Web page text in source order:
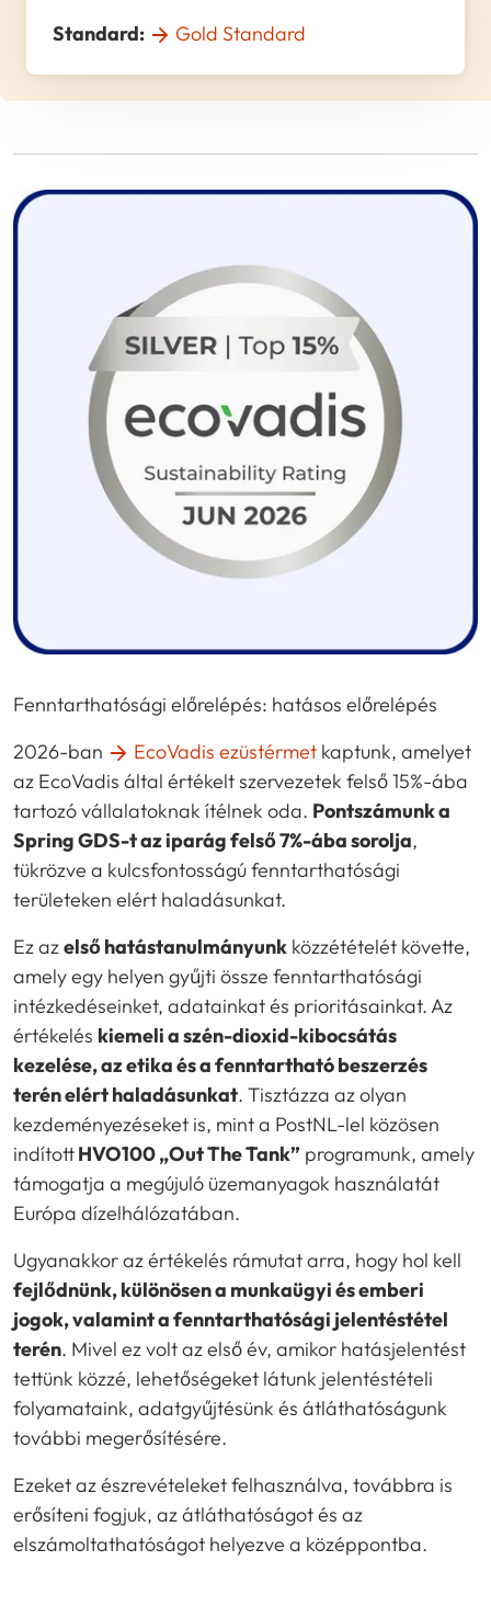
Standard:
Gold Standard
Fenntarthatósági előrelépés: hatásos előrelépés
2026-ban
EcoVadis ezüstérmet kaptunk, amelyet
az EcoVadis által értékelt szervezetek felső 15%-ába
tartozó vállalatoknak ítélnek oda. Pontszámunk a
Spring GDS-t az iparág felső 7%-ába sorolja,
tükrözve a kulcsfontosságú fenntarthatósági
területeken elért haladásunkat.
Ez azelső hatástanulmányunk közzétételét követte,
amely egy helyen gyűjti össze fenntarthatósági
intézkedéseinket, adatainkat és prioritásainkat. Az
értékelés kiemeli a szén-dioxid-kibocsátás
kezelése, az etika és a fenntartható beszerzés
terén elért haladásunkat. Tisztázza az olyan
kezdeményezéseket is, mint a PostNL-lel közösen
indítottHVO100 „Out The Tank” programunk, amely
támogatja a megújuló üzemanyagok használatát
Európa dízelhálózatában.
Ugyanakkor az értékelés rámutat arra, hogy hol kell
fejlődnünk, különösen a munkaügyi és emberi
jogok, valamint a fenntarthatósági jelentéstétel
terén. Mivel ez volt az első év, amikor hatásjelentést
tettünk közzé, lehetőségeket látunk jelentéstételi
folyamataink, adatgyűjtésünk és átláthatóságunk
további megerősítésére.
Ezeket az észrevételeket felhasználva, továbbra is
erősíteni fogjuk, az átláthatóságot és az
elszámoltathatóságot helyezve a középpontba.